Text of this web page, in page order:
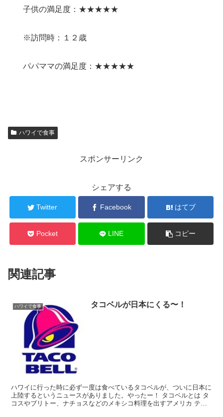
子供の満足度：★★★★★
※訪問時：１２歳
パパママの満足度：★★★★★
ハワイで食事
スポンサーリンク
シェアする
Twitter Facebook はてブ
Pocket LINE コピー
関連記事
ハワイで食事 タコベルが日本にくる〜！
ハワイに行った時に必ず一度は食べているタコベルが、ついに日本に
上陸するというニュースがありました。やったー！ タコベルとは タ
コスやブリトー、ナチョスなどのメキシコ料理を出すアメリカ テキ